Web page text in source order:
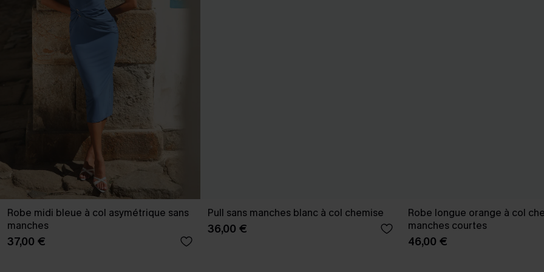
Robe midi bleue à col asymétrique sans
manches
37,00 €
Pull sans manches blanc à col chemise
36,00 €
Robe longue orange à col
manches courtes
46,00 €